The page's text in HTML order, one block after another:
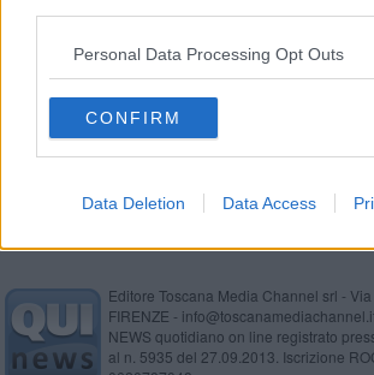
Personal Data Processing Opt Outs
CONFIRM
Data Deletion Data Access
Bandiere blu, la Toscana è
Congestione traffico in porto,
Editore Toscana Media Channel srl -
FIRENZE -
NEWS quotidiano on line registrato
al n. 5935 del 27.09.2013. Iscrizione